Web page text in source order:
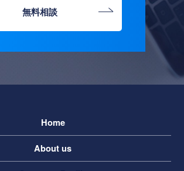
無料相談
Home
About us